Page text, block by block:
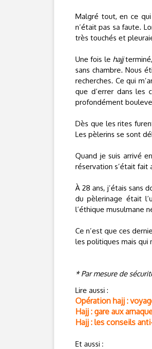
Malgré tout, en ce
n’était pas sa faute.
très touchés et
Une fois le hajj
sans chambre. Nous
recherches. Ce qui
que d’errer dans les
profondément
Dès que les rites
Les pèlerins se sont
Quand je suis arrivé
réservation s’était fait
À 28 ans, j’étais sans
du pèlerinage était
l’éthique musulmane
Ce n’est que ces
les politiques mais qui
* Par mesure de
Lire aussi :
Opération hajj :
Hajj : gare aux
Hajj : les conseils
Et aussi :